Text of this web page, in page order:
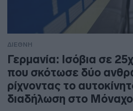
ΔΙΕΘΝΗ
Γερμανία: Ισόβια σε
που σκότωσε δύο
ρίχνοντας το
διαδήλωση στο Μόναχο